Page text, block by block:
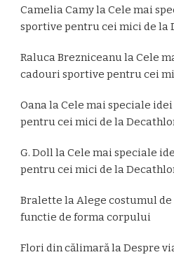
Camelia CamylaCele mai
sportive pentru cei mici de la
Raluca BrezniceanulaCele
cadouri sportive pentru cei
OanalaCele mai speciale
pentru cei mici de la
G. DolllaCele mai speciale
pentru cei mici de la
Bralette laAlege costumul
functie de forma corpului
Flori din călimarălaDespre